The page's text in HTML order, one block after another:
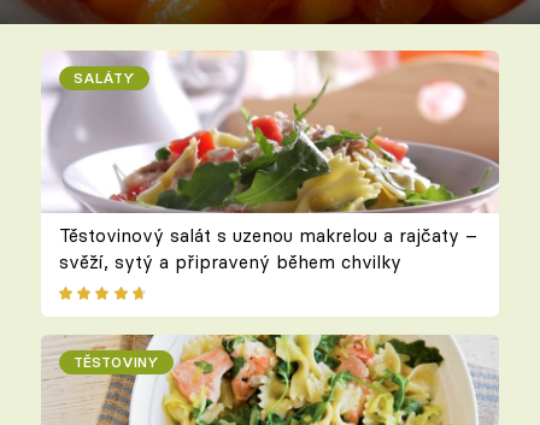
SALÁTY
Těstovinový salát s uzenou makrelou a rajčaty –
svěží, sytý a připravený během chvilky
TĚSTOVINY